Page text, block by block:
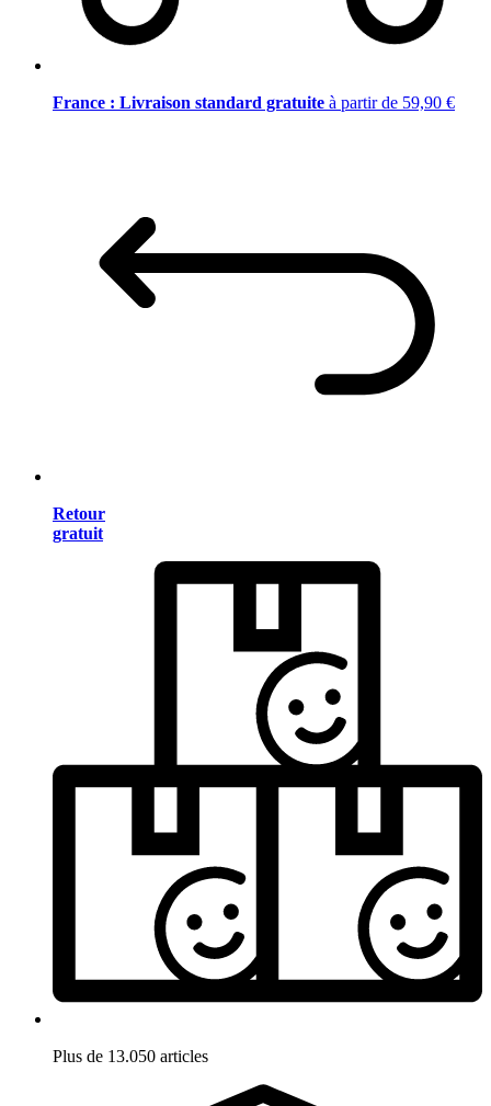
France : Livraison standard gratuite à partir de 59,90 €
Retour
gratuit
Plus de 13.050 articles